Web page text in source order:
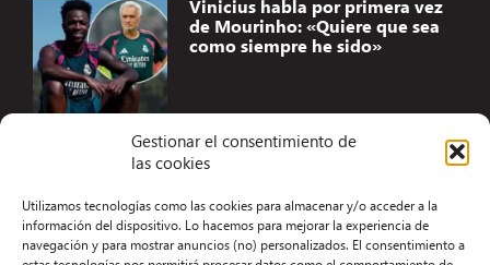
Gestionar el consentimiento de
las cookies
Utilizamos tecnologías como las cookies para almacenar y/o acceder a la
información del dispositivo. Lo hacemos para mejorar la experiencia de
navegación y para mostrar anuncios (no) personalizados. El consentimiento a
Vinicius habla por primera vez
de Mourinho: «Quiere que sea
como siempre he sido»
Aviso Legal
Términos y condiciones